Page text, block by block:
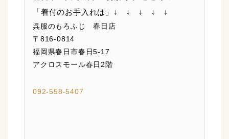
「着付のお手入れは」↓ ↓ ↓ ↓ ↓
呉服のもろふじ 春日店
〒816-0814
福岡県春日市春日5-17
アクロスモール春日2階
092-558-5407